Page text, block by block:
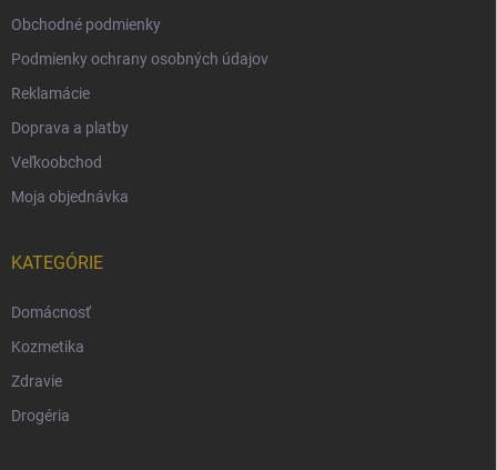
Obchodné podmienky
Podmienky ochrany osobných údajov
Reklamácie
Doprava a platby
Veľkoobchod
Moja objednávka
KATEGÓRIE
Domácnosť
Kozmetika
Zdravie
Drogéria